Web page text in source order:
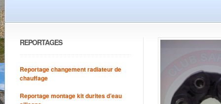
REPORTAGES
Reportage changement radiateur de
chauffage
Reportage montage kit durites d’eau